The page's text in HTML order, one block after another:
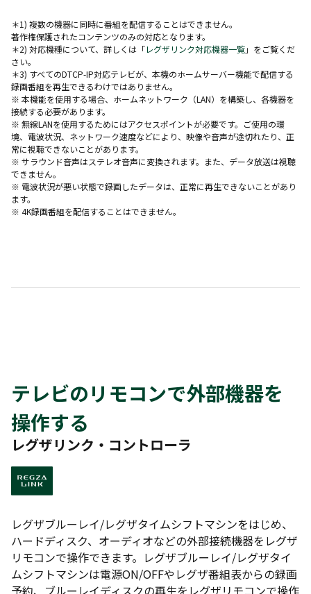
＊1) 複数の機器に同時に番組を配信することはできません。
著作権保護されたコンテンツのみの対応となります。
＊2) 対応機種について、詳しくは「レグザリンク対応機器一覧」をご覧くだ
さい。
＊3) すべてのDTCP-IP対応テレビが、本機のホームサーバー機能で配信する
録画番組を再生できるわけではありません。
※ 本機能を使用する場合、ホームネットワーク（LAN）を構築し、各機器を
接続する必要があります。
※ 無線LANを使用するためにはアクセスポイントが必要です。ご使用の環
境、電波状況、ネットワーク速度などにより、映像や音声が途切れたり、正
常に視聴できないことがあります。
※ サラウンド音声はステレオ音声に変換されます。また、データ放送は視聴
できません。
※ 電波状況が悪い状態で録画したデータは、正常に再生できないことがあり
ます。
※ 4K録画番組を配信することはできません。
テレビのリモコンで外部機器を
操作する
レグザリンク・コントローラ
レグザブルーレイ/レグザタイムシフトマシンをはじめ、
ハードディスク、オーディオなどの外部接続機器をレグザ
リモコンで操作できます。レグザブルーレイ/レグザタイ
ムシフトマシンは電源ON/OFFやレグザ番組表からの録画
予約、ブルーレイディスクの再生をレグザリモコンで操作